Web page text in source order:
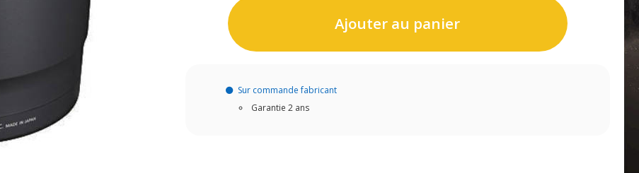
Ajouter au panier
Sur commande fabricant
Garantie 2 ans